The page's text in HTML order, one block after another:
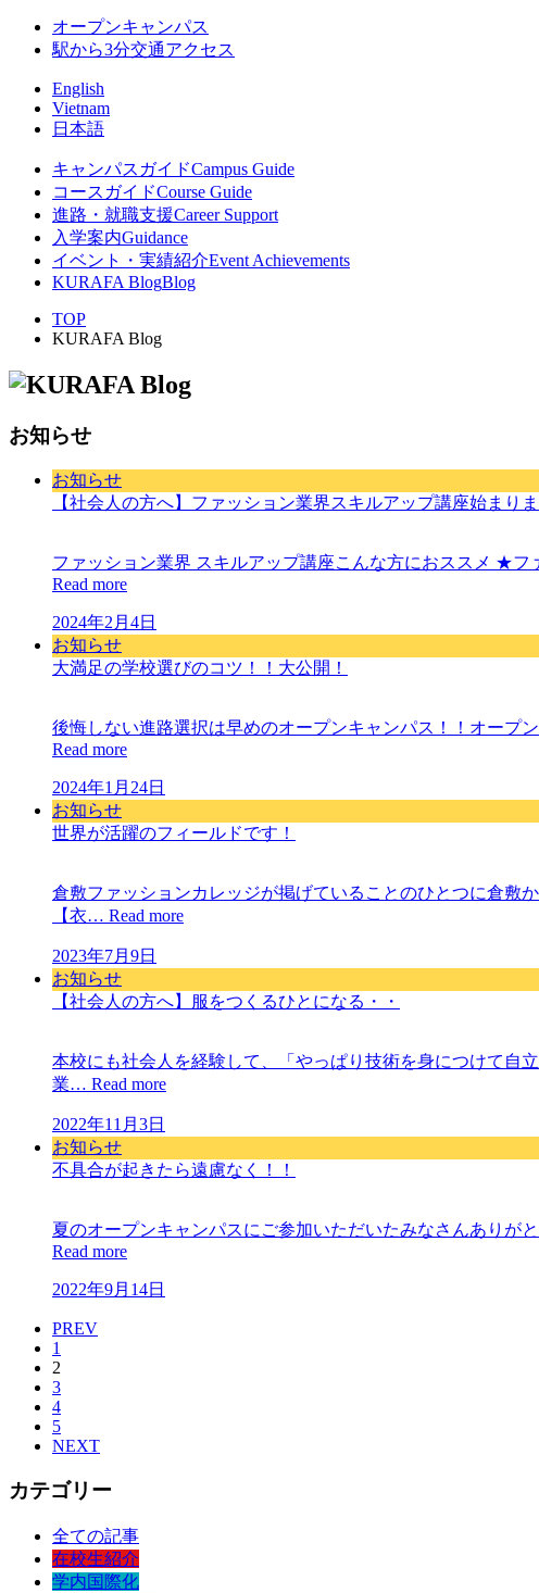
オープンキャンパス
駅から3分交通アクセス
English
Vietnam
日本語
キャンパスガイドCampus Guide
コースガイドCourse Guide
進路・就職支援Career Support
入学案内Guidance
イベント・実績紹介Event Achievements
KURAFA BlogBlog
TOP
KURAFA Blog
お知らせ
お知らせ
【社会人の方へ】ファッション業界スキルアップ講座始まりま
ファッション業界 スキルアップ講座こんな方におススメ ★
Read more
2024年2月4日
お知らせ
大満足の学校選びのコツ！！大公開！
後悔しない進路選択は早めのオープンキャンパス！！オープ
Read more
2024年1月24日
お知らせ
世界が活躍のフィールドです！
倉敷ファッションカレッジが掲げていることのひとつに倉敷
【衣… Read more
2023年7月9日
お知らせ
【社会人の方へ】服をつくるひとになる・・
本校にも社会人を経験して、「やっぱり技術を身につけて自
業… Read more
2022年11月3日
お知らせ
不具合が起きたら遠慮なく！！
夏のオープンキャンパスにご参加いただいたみなさんありが
Read more
2022年9月14日
PREV
1
2
3
4
5
NEXT
カテゴリー
全ての記事
在校生紹介
学内国際化